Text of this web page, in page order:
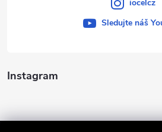
Instagram
iocelcz
Sledujte náš